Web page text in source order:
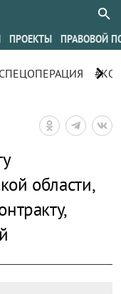
ПРОЕКТЫ ПРАВОВОЙ
chevron_right
области,